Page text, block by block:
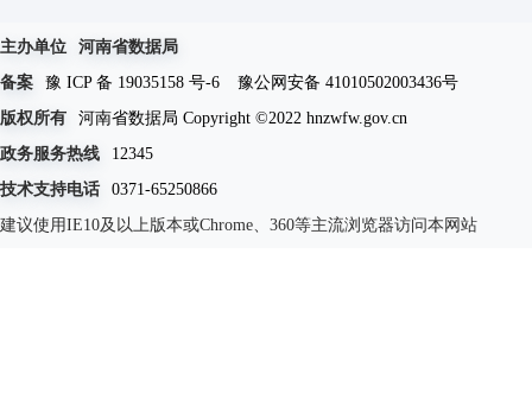
主办单位
河南省数据局
备案
豫 ICP 备 19035158 号-6
豫公网安备 41010502003436号
版权所有
河南省数据局 Copyright ©2022 hnzwfw.gov.cn
政务服务热线
12345
技术支持电话
0371-65250866
建议使用IE10及以上版本或Chrome、360等主流浏览器访问本网站